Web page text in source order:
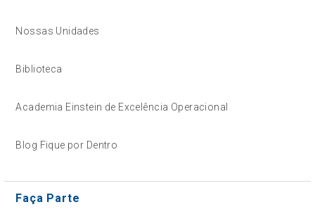
Nossas Unidades
Biblioteca
Academia Einstein de Excelência Operacional
Blog Fique por Dentro
Faça Parte